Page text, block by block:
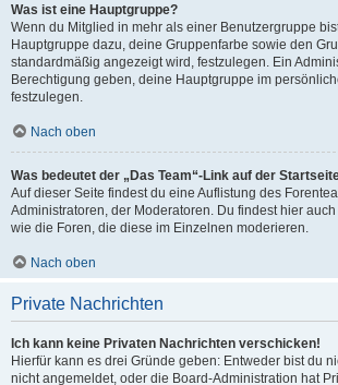
Was ist eine Hauptgruppe?
Wenn du Mitglied in mehr als einer Benutzergruppe
Hauptgruppe dazu, deine Gruppenfarbe sowie den
standardmäßig angezeigt wird, festzulegen. Ein
Berechtigung geben, deine Hauptgruppe im
festzulegen.
Nach oben
Was bedeutet der „Das Team“-Link auf der
Auf dieser Seite findest du eine Auflistung des
Administratoren, der Moderatoren. Du findest hier
wie die Foren, die diese im Einzelnen moderieren.
Nach oben
Private Nachrichten
Ich kann keine Privaten Nachrichten verschicken!
Hierfür kann es drei Gründe geben: Entweder bist du
nicht angemeldet, oder die Board-Administration hat